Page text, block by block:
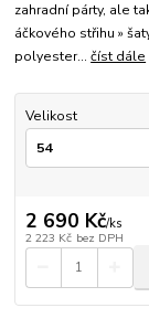
zahradní párty, ale
áčkového střihu »
polyester...číst dále
Velikost
2 690 Kč/ks
2 223 Kč bez DPH